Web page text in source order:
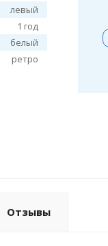
левый
1 год
белый
ретро
Отзывы